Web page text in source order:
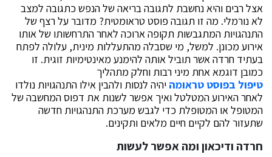
אצל רבים והיא נחשבת לתגובה בריאה של הנפש כתגובה למצב
לא נורמלי. מה זו תגובה פוסט טראומטית? מדובר על רצף של
התנהגויות המתגבשות תקופה ארוכה לאחר התרחשותו של אותו
אירוע מכונן. למשל, מי שסבלה מהתעללות מינית, עלולה לפתח
בעתיד חרדה אשר תוביל אותה להימנע מאינטימיות זוגית. זו
כמובן דוגמא אחת מיני רבות וחלק מתהליך
טיפול בפוסט טראומה יהיה לנסות ולהבין אילו התנהגויות נולדו
לאחר האירוע המטלטל ואיך אפשר לשנות את דפוס המחשבה של
המטופל או המטופלת כדי לגבש מערכת התנהגויות חדשה
שתעזור להם לקיים חיים מלאים ותקינים.
חרדה ודיכאון ומה אפשר לעשות